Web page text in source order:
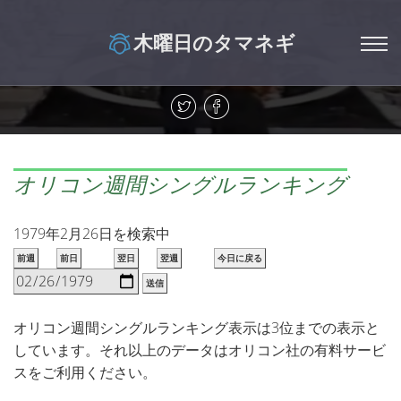
木曜日のタマネギ
オリコン週間シングルランキング
1979年2月26日を検索中
前週 前日 翌日 翌週 今日に戻る
送信
オリコン週間シングルランキング表示は3位までの表示と
しています。それ以上のデータはオリコン社の有料サービ
スをご利用ください。